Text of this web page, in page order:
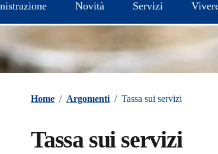
Novità Servizi
evidenza
Home / Argomenti / Tassa sui servizi
Tassa sui servizi